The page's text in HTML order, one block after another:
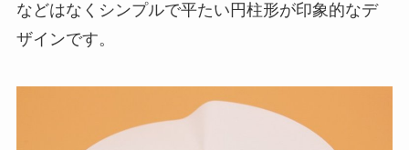
などはなくシンプルで平たい円柱形が印象的なデ
ザインです。